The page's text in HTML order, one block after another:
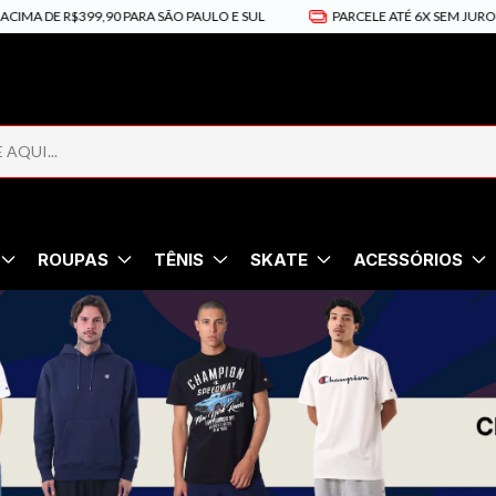
DE R$399,90 PARA SÃO PAULO E SUL PARCELE ATÉ 6X SEM JUROS
ROUPAS TÊNIS SKATE ACESSÓRIOS